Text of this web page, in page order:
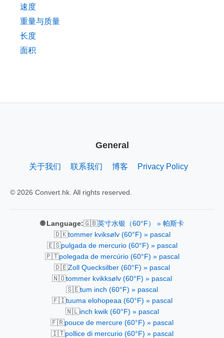
速度
重量与质量
长度
面积
General
关于我们 联系我们 博客 Privacy Policy
© 2026 Convert.hk. All rights reserved.
🌐 Language:🇬🇧英寸水银（60°F） » 帕斯卡
🇩🇰tommer kviksølv (60°F) » pascal
🇪🇸pulgada de mercurio (60°F) » pascal
🇵🇹polegada de mercúrio (60°F) » pascal
🇩🇪Zoll Quecksilber (60°F) » pascal
🇳🇴tommer kvikksølv (60°F) » pascal
🇸🇪tum inch (60°F) » pascal
🇫🇮tuuma elohopeaa (60°F) » pascal
🇳🇱inch kwik (60°F) » pascal
🇫🇷pouce de mercure (60°F) » pascal
🇮🇹pollice di mercurio (60°F) » pascal